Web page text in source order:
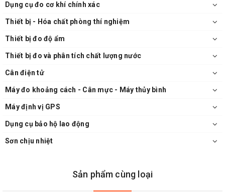
Dụng cụ đo cơ khí chính xác
Thiết bị - Hóa chất phòng thí nghiệm
Thiết bị đo độ ẩm
Thiết bị đo và phân tích chất lượng nước
Cân điện tử
Máy đo khoảng cách - Cân mực - Máy thủy bình
Máy định vị GPS
Dụng cụ bảo hộ lao động
Sơn chịu nhiệt
Sản phẩm cùng loại